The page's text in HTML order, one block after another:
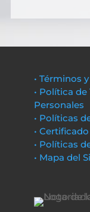
• Términos
• Política
Personales
• Políticas
•
• Políticas
• Mapa del